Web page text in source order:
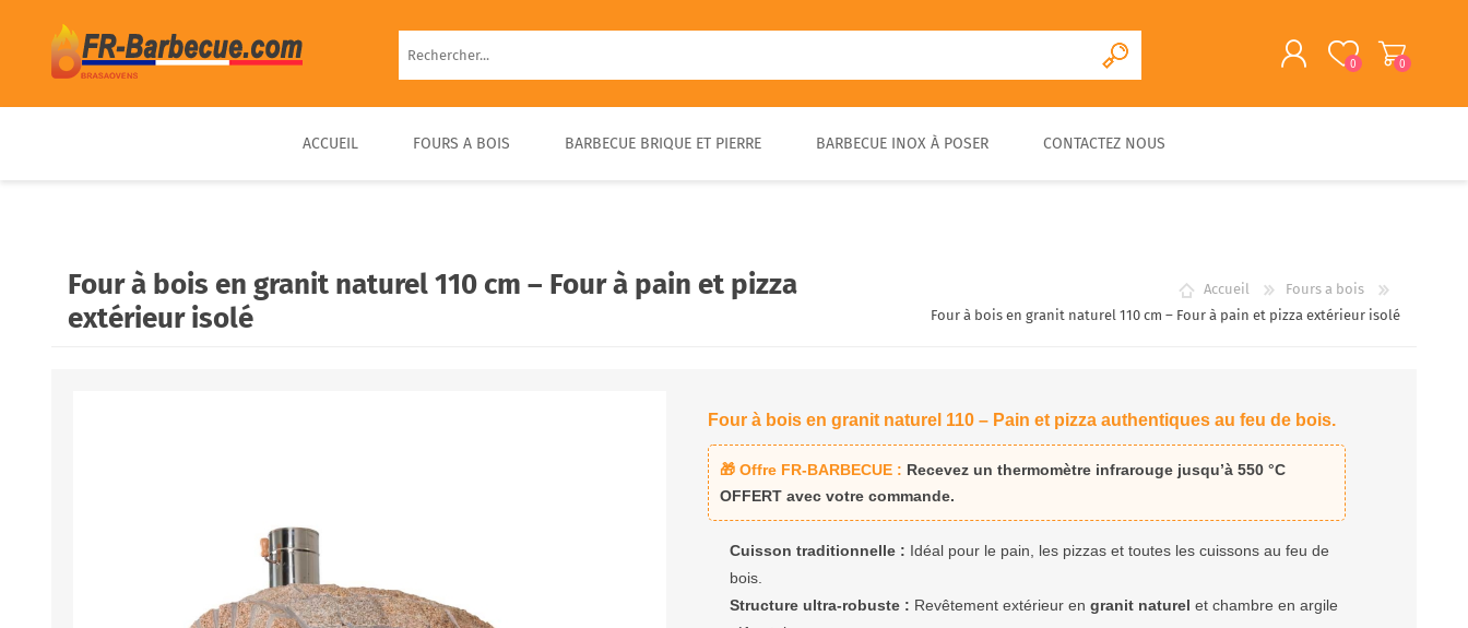
S'ENREGISTRER
0 0
ACCUEIL FOURS A BOIS
D’EXTÉRIEUR COMPACT &
PORTABLE
PRÊT À UTILISER
BRASA
ACCESSOIRES POUR FOUR
À BOIS
BARBECUE BRIQUE ET PIERRE BARBECUE INOX À POSER CONTACTEZ NOUS
Accueil
Fours a bois
Four à bois en granit naturel 110 cm – Four à pain et pizza extérieur isolé
Four à bois en granit naturel 110 cm – Four à pain et pizza
extérieur isolé
Four à bois en granit naturel 110 – Pain et pizza authentiques au feu de bois.
🎁 Offre FR-BARBECUE : Recevez unthermomètre infrarouge jusqu’à 550 °C
OFFERT avec votre commande.
Cuisson traditionnelle : Idéal pour le pain, les pizzas et toutes les cuissons au feu de
bois.
Structure ultra-robuste : Revêtement extérieur engranit naturel et chambre en argile